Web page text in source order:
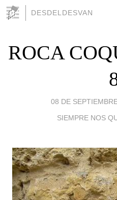
DESDELDESVAN
ROCA
08 DE
SIEMPRE NOS